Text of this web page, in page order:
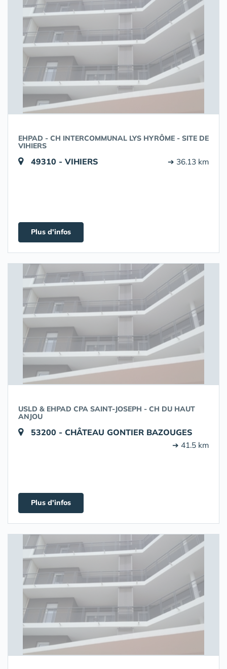
EHPAD - CH INTERCOMMUNAL LYS HYRÔME - SITE DE
VIHIERS
49310 - VIHIERS ➔ 36.13 km
Plus d'infos
USLD & EHPAD CPA SAINT-JOSEPH - CH DU HAUT
ANJOU
53200 - CHÂTEAU GONTIER BAZOUGES
➔ 41.5 km
Plus d'infos